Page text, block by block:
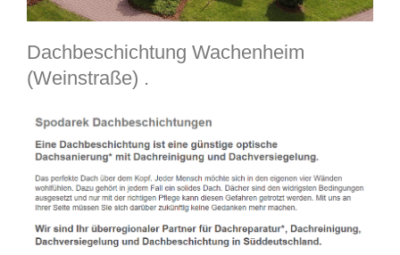
Dachbeschichtung Wachenheim
(Weinstraße) .